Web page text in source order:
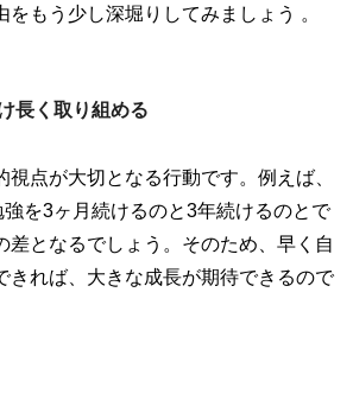
をもう少し深堀りしてみましょう 。
長く取り組める
視点が大切となる行動です。例えば、
強を3ヶ月続けるのと3年続けるのとで
差となるでしょう。そのため、早く自
きれば、大きな成長が期待できるので